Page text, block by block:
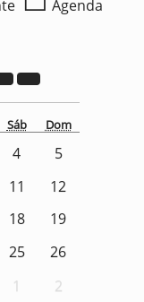
Agenda
Sáb Dom
4
5
11
12
18
19
25
26
1 2